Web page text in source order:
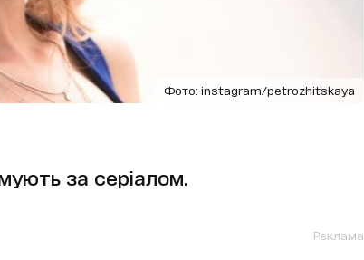
​​​​​​​Фото: instagram/petrozhitskaya
за серіалом.
Реклама